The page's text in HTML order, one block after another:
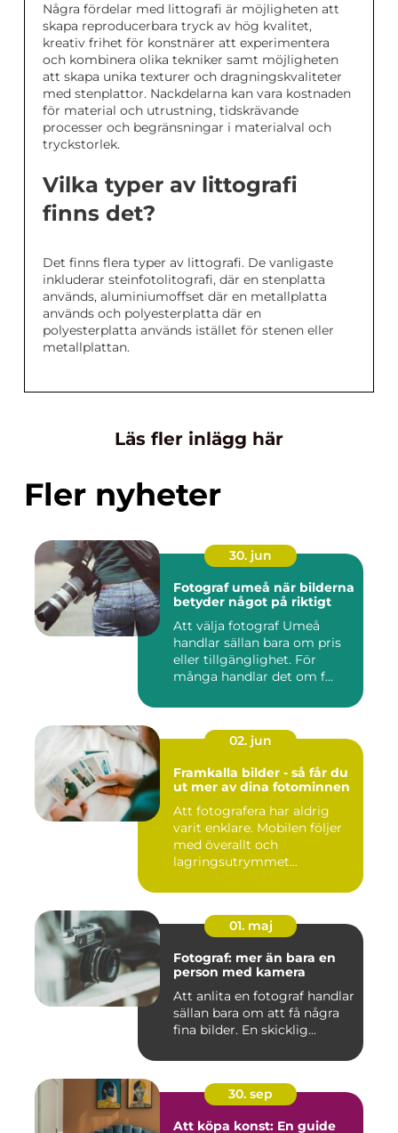
Några fördelar med littografi är möjligheten att
skapa reproducerbara tryck av hög kvalitet,
kreativ frihet för konstnärer att experimentera
och kombinera olika tekniker samt möjligheten
att skapa unika texturer och dragningskvaliteter
med stenplattor. Nackdelarna kan vara kostnaden
för material och utrustning, tidskrävande
processer och begränsningar i materialval och
tryckstorlek.
Vilka typer av littografi
finns det?
Det finns flera typer av littografi. De vanligaste
inkluderar steinfotolitografi, där en stenplatta
används, aluminiumoffset där en metallplatta
används och polyesterplatta där en
polyesterplatta används istället för stenen eller
metallplattan.
Läs fler inlägg här
Fler nyheter
30. jun
Fotograf umeå när bilderna
betyder något på riktigt
Att välja fotograf Umeå
handlar sällan bara om pris
eller tillgänglighet. För
många handlar det om f...
02. jun
Framkalla bilder - så får du
ut mer av dina fotominnen
Att fotografera har aldrig
varit enklare. Mobilen följer
med överallt och
lagringsutrymmet...
01. maj
Fotograf: mer än bara en
person med kamera
Att anlita en fotograf handlar
sällan bara om att få några
fina bilder. En skicklig...
30. sep
Att köpa konst: En guide